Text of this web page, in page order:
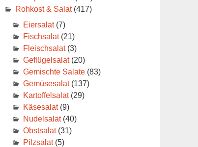
Rohkost & Salat(417)
Eiersalat(7)
Fischsalat(21)
Fleischsalat(3)
Geflügelsalat(20)
Gemischte Salate(83)
Gemüsesalat(137)
Kartoffelsalat(29)
Käsesalat(9)
Nudelsalat(40)
Obstsalat(31)
Pilzsalat(5)